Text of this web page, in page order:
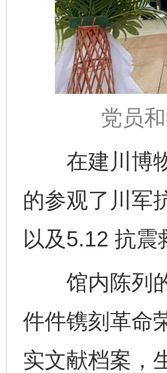
党员
在建川博物
的参观了川军
以及5.12 抗
馆内陈列的
件件镌刻革命
实文献档案，